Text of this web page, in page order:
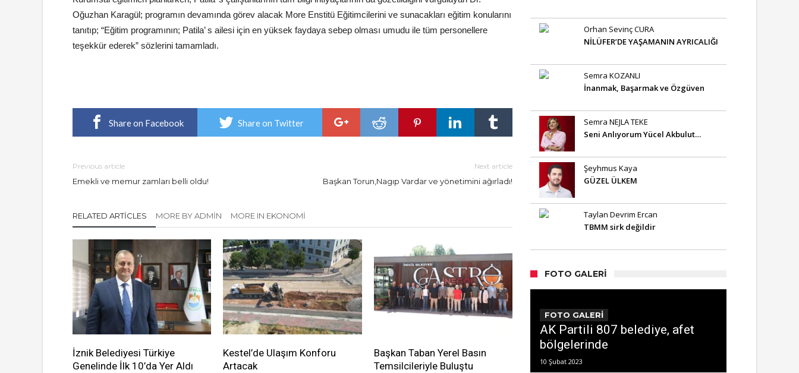
Oğuzhan Karagül; programın devamında görev alacak More Enstitü Eğitimcilerini ve sunacakları eğitim konularını
tanıtıp; “Eğitim programının; Patila’ s ailesi için en yüksek faydaya sebep olması umudu ile tüm personellere
teşekkür ederek” sözlerini tamamladı.
Share on Facebook Share on Twitter
Previous article
Emekli ve memur zamları belli oldu!
Next article
Başkan Torun,Nagıp Vardar ve yönetimini ağırladı!
RELATED ARTICLES MORE BY ADMIN MORE IN EKONOMİ
İznik Belediyesi Türkiye
Genelinde İlk 10’da Yer Aldı
Kestel’de Ulaşım Konforu
Artacak
Başkan Taban Yerel Basın
Temsilcileriyle Buluştu
Orhan Sevinç CURA
NİLÜFER’DE YAŞAMANIN AYRICALIĞI
Semra KOZANLI
İnanmak, Başarmak ve Özgüven
Semra NEJLA TEKE
Seni Anlıyorum Yücel Akbulut…
Şeyhmus Kaya
GÜZEL ÜLKEM
Taylan Devrim Ercan
TBMM sirk değildir
FOTO GALERI
FOTO GALERİ
AK Partili 807 belediye, afet
bölgelerinde
10 Şubat 2023